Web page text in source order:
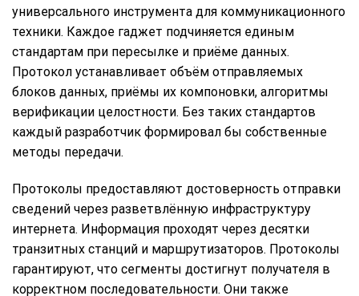
универсального инструмента для коммуникационного
техники. Каждое гаджет подчиняется единым
стандартам при пересылке и приёме данных.
Протокол устанавливает объём отправляемых
блоков данных, приёмы их компоновки, алгоритмы
верификации целостности. Без таких стандартов
каждый разработчик формировал бы собственные
методы передачи.
Протоколы предоставляют достоверность отправки
сведений через разветвлённую инфраструктуру
интернета. Информация проходят через десятки
транзитных станций и маршрутизаторов. Протоколы
гарантируют, что сегменты достигнут получателя в
корректном последовательности. Они также